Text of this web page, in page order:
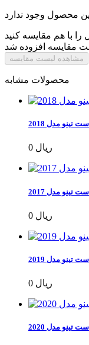
مقایسه افزوده شد
مشاهده لیست مقایسه
محصولات مشابه
تینو مدل 2018
0 ریال
تینو مدل 2017
0 ریال
تینو مدل 2019
0 ریال
تینو مدل 2020